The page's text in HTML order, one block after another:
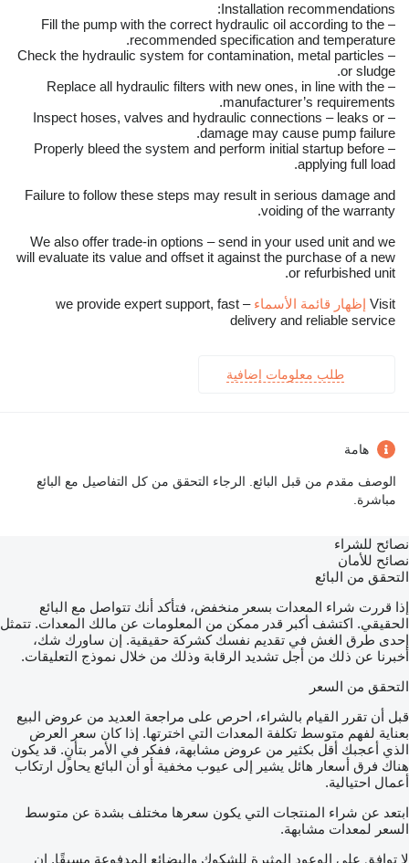
Installation recommendations:
– Fill the pump with the correct hydraulic oil according to the
recommended specification and temperature.
– Check the hydraulic system for contamination, metal particles
or sludge.
– Replace all hydraulic filters with new ones, in line with the
manufacturer’s requirements.
– Inspect hoses, valves and hydraulic connections – leaks or
damage may cause pump failure.
– Properly bleed the system and perform initial startup before
applying full load.
Failure to follow these steps may result in serious damage and
voiding of the warranty.
We also offer trade-in options – send in your used unit and we
will evaluate its value and offset it against the purchase of a new
or refurbished unit.
Visit إظهار قائمة الأسماء
– we provide expert support, fast
delivery and reliable service
طلب معلومات إضافية
هامة
الوصف مقدم من قبل البائع. الرجاء التحقق من كل التفاصيل مع البائع
مباشرة.
نصائح للشراء
نصائح للأمان
التحقق من البائع
إذا قررت شراء المعدات بسعر منخفض، فتأكد أنك تتواصل مع البائع
الحقيقي. اكتشف أكبر قدر ممكن من المعلومات عن مالك المعدات. تتمثل
إحدى طرق الغش في تقديم نفسك كشركة حقيقية. إن ساورك شك،
أخبرنا عن ذلك من أجل تشديد الرقابة وذلك من خلال نموذج التعليقات.
التحقق من السعر
قبل أن تقرر القيام بالشراء، احرص على مراجعة العديد من عروض البيع
بعناية لفهم متوسط تكلفة المعدات التي اخترتها. إذا كان سعر العرض
الذي أعجبك أقل بكثير من عروض مشابهة، ففكر في الأمر بتأنٍ. قد يكون
هناك فرق أسعار هائل يشير إلى عيوب مخفية أو أن البائع يحاول ارتكاب
أعمال احتيالية.
ابتعد عن شراء المنتجات التي يكون سعرها مختلف بشدة عن متوسط
السعر لمعدات مشابهة.
لا توافق على الوعود المثيرة للشكوك والبضائع المدفوعة مسبقًا. إن